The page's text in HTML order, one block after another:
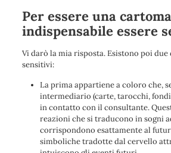
Per essere una
indispensabile essere
Vi darò la mia risposta. Esistono poi
sensitivi:
La prima appartiene a coloro che,
intermediario (carte, tarocchi,
in contatto con il consultante.
reazioni che si traducono in sogni
corrispondono esattamente al
simboliche tradotte dal cervello